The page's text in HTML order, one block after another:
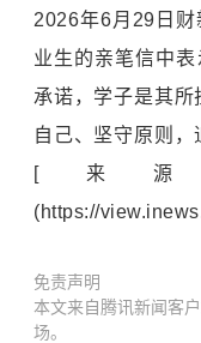
2026年6月29日
业生的亲笔信中
承诺，学子是其所
自己、坚守原则，
[来源
(https://
免责声明
本文来自腾讯新闻客
场。